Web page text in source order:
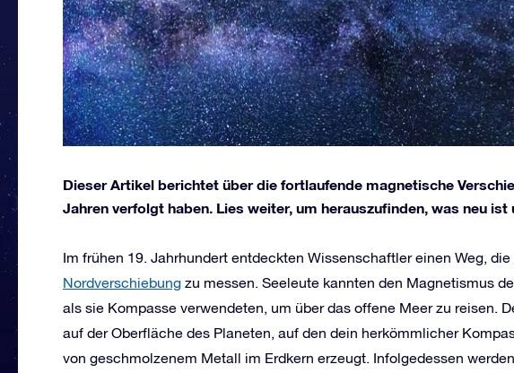
Dieser Artikel berichtet über die fortlaufende magnetische
Jahren verfolgt haben. Lies weiter, um herauszufinden, was neu
Im frühen 19. Jahrhundert entdeckten Wissenschaftler einen Weg, die
Nordverschiebung zu messen. Seeleute kannten den Magnetismus
als sie Kompasse verwendeten, um über das offene Meer zu reisen.
auf der Oberfläche des Planeten, auf den dein herkömmlicher
von geschmolzenem Metall im Erdkern erzeugt. Infolgedessen